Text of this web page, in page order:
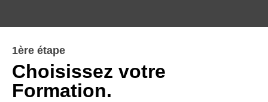
1ère étape
Choisissez votre
Formation.